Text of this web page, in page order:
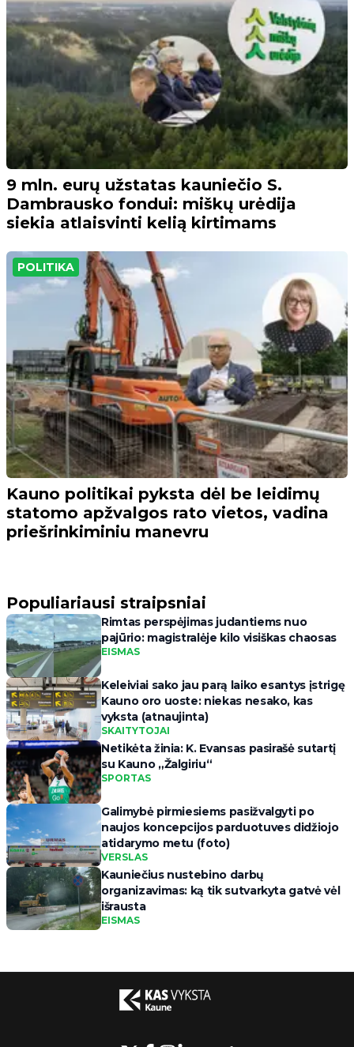
9 mln. eurų užstatas kauniečio S.
Dambrausko fondui: miškų urėdija
siekia atlaisvinti kelią kirtimams
POLITIKA
Kauno politikai pyksta dėl be leidimų
statomo apžvalgos rato vietos, vadina
priešrinkiminiu manevru
Populiariausi straipsniai
Rimtas perspėjimas judantiems nuo
pajūrio: magistralėje kilo visiškas chaosas
EISMAS
Keleiviai sako jau parą laiko esantys įstrigę
Kauno oro uoste: niekas nesako, kas
vyksta (atnaujinta)
SKAITYTOJAI
Netikėta žinia: K. Evansas pasirašė sutartį
su Kauno „Žalgiriu“
SPORTAS
Galimybė pirmiesiems pasižvalgyti po
naujos koncepcijos parduotuves didžiojo
atidarymo metu (foto)
VERSLAS
Kauniečius nustebino darbų
organizavimas: ką tik sutvarkyta gatvė vėl
išrausta
EISMAS